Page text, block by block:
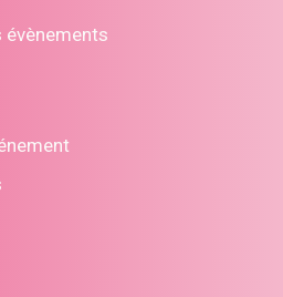
évènements